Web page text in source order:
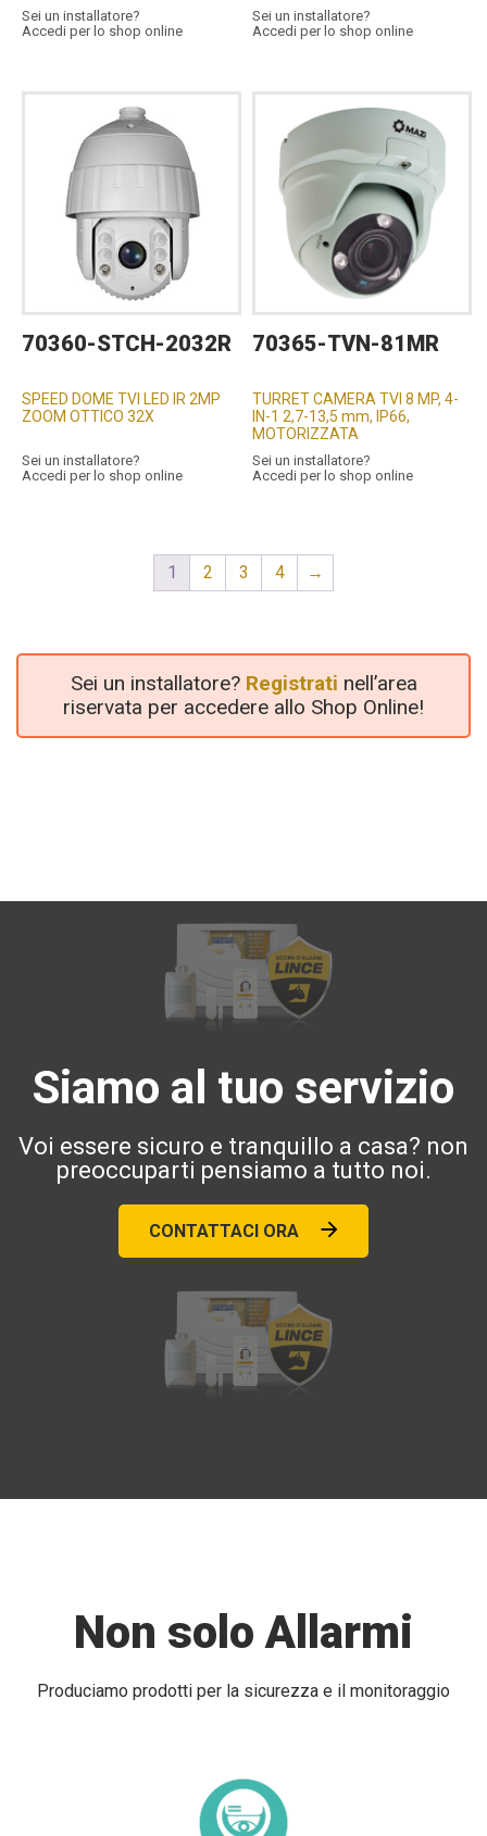
Sei un installatore?
Accedi per lo shop online
Sei un installatore?
Accedi per lo shop online
70360-STCH-2032R
SPEED DOME TVI LED IR 2MP
ZOOM OTTICO 32X
Sei un installatore?
Accedi per lo shop online
70365-TVN-81MR
TURRET CAMERA TVI 8 MP, 4-
IN-1 2,7-13,5 mm, IP66,
MOTORIZZATA
Sei un installatore?
Accedi per lo shop online
1 2 3 4 →
Sei un installatore? Registrati nell’area
riservata per accedere allo Shop Online!
Siamo al tuo servizio
Voi essere sicuro e tranquillo a casa? non
preoccuparti pensiamo a tutto noi.
CONTATTACI ORA
Non solo Allarmi
Produciamo prodotti per la sicurezza e il monitoraggio